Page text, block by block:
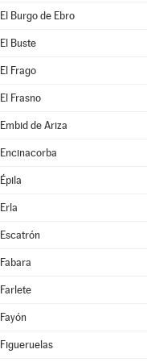
El Burgo de Ebro
El Buste
El Frago
El Frasno
Embid de Ariza
Encinacorba
Épila
Erla
Escatrón
Fabara
Farlete
Fayón
Figueruelas